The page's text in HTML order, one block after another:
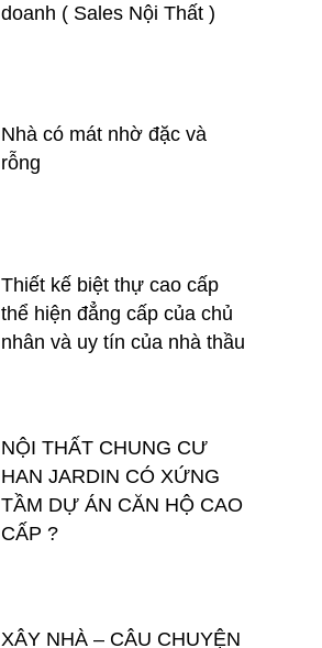
doanh ( Sales Nội Thất )
Nhà có mát nhờ đặc và
rỗng
Thiết kế biệt thự cao cấp
thể hiện đẳng cấp của chủ
nhân và uy tín của nhà thầu
NỘI THẤT CHUNG CƯ
HAN JARDIN CÓ XỨNG
TẦM DỰ ÁN CĂN HỘ CAO
CẤP ?
XÂY NHÀ – CÂU CHUYỆN